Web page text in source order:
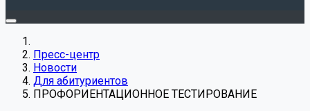
Пресс-центр
Новости
Для абитуриентов
ПРОФОРИЕНТАЦИОННОЕ ТЕСТИРОВАНИЕ